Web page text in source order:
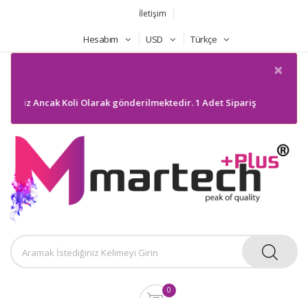
İletişim
Hesabım USD Türkçe
×
Ancak Koli Olarak gönderilmektedir. 1 Adet Sipariş
0